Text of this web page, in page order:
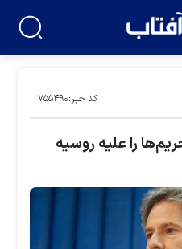
کد خبر:۷۵۵۴۹۰
را علیه روسیه